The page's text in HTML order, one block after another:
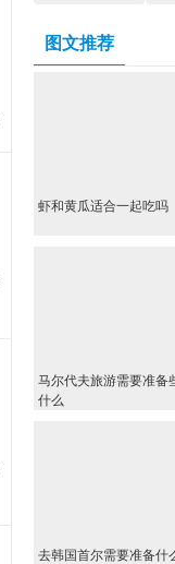
图文推荐
虾和黄瓜适合一起吃吗
马尔代夫旅游需要准备
什么
去韩国首尔需要准备什